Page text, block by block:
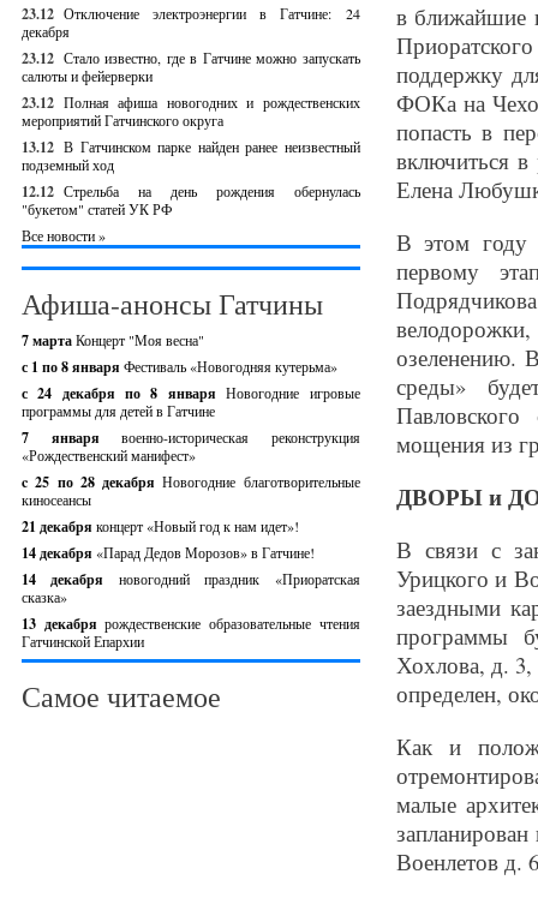
23.12 Отключение электроэнергии в Гатчине: 24
декабря
23.12 Стало известно, где в Гатчине можно запускать
салюты и фейерверки
23.12 Полная афиша новогодних и рождественских
мероприятий Гатчинского округа
13.12 В Гатчинском парке найден ранее неизвестный
подземный ход
12.12 Стрельба на день рождения обернулась
"букетом" статей УК РФ
Все новости »
Афиша-анонсы Гатчины
7 мартаКонцерт "Моя весна"
с 1 по 8 января Фестиваль «Новогодняя кутерьма»
с 24 декабря по 8 январяНовогодние игровые
программы для детей в Гатчине
7 январявоенно-историческая реконструкция
«Рождественский манифест»
c 25 по 28 декабряНовогодние благотворительные
киносеансы
21 декабря концерт «Новый год к нам идет»!
14 декабря «Парад Дедов Морозов» в Гатчине!
14 декабря новогодний праздник «Приоратская
сказка»
13 декабрярождественские образовательные чтения
Гатчинской Епархии
Самое читаемое
в ближайшие
поддержку
ФОКа на
попасть в
включиться
Елена
В этом году
первому
озеленению.
среды»
мощения из
ДВОРЫ и
В связи с
Урицкого и
заездными
программы
Хохлова, д. 3,
определен,
Как и
малые
Военлетов д.